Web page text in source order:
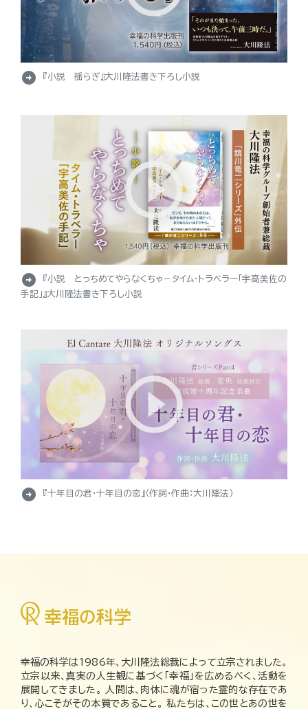
arrow_circle_right 『小説 揺らぎ』大川隆法書き下ろし小説
arrow_circle_right
『小説 とっちめてやらなくちゃ－タイム・トラベラー「宇高美佐の
手記」』大川隆法書き下ろし小説
arrow_circle_right 『十年目の君・十年目の恋』（作詞・作曲：大川隆法）
幸福の科学は1986年、大川隆法総裁によって立宗されました。
立宗以来、真実の人生観に基づく「幸福」を広めるべく、活動を
展開してきました。 人間は、肉体に魂が宿った霊的な存在であ
り、心こそがその本質であること。 私たちは、この世とあの世を